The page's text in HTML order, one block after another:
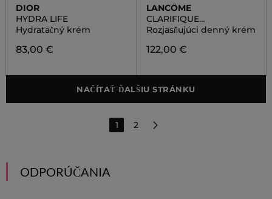
DIOR
HYDRA LIFE
Hydratačný krém
83,00 €
LANCÔME
CLARIFIQUE
BRIGHTENING
PLUMPING MILKY CREAM
Rozjasňujúci denný krém
122,00 €
NAČÍTAŤ ĎALŠIU STRÁNKU
1 2
ODPORÚČANIA